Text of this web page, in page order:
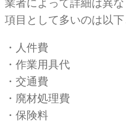
業者によって詳細は異
項目として多いのは以下
・人件費
・作業用具代
・交通費
・廃材処理費
・保険料